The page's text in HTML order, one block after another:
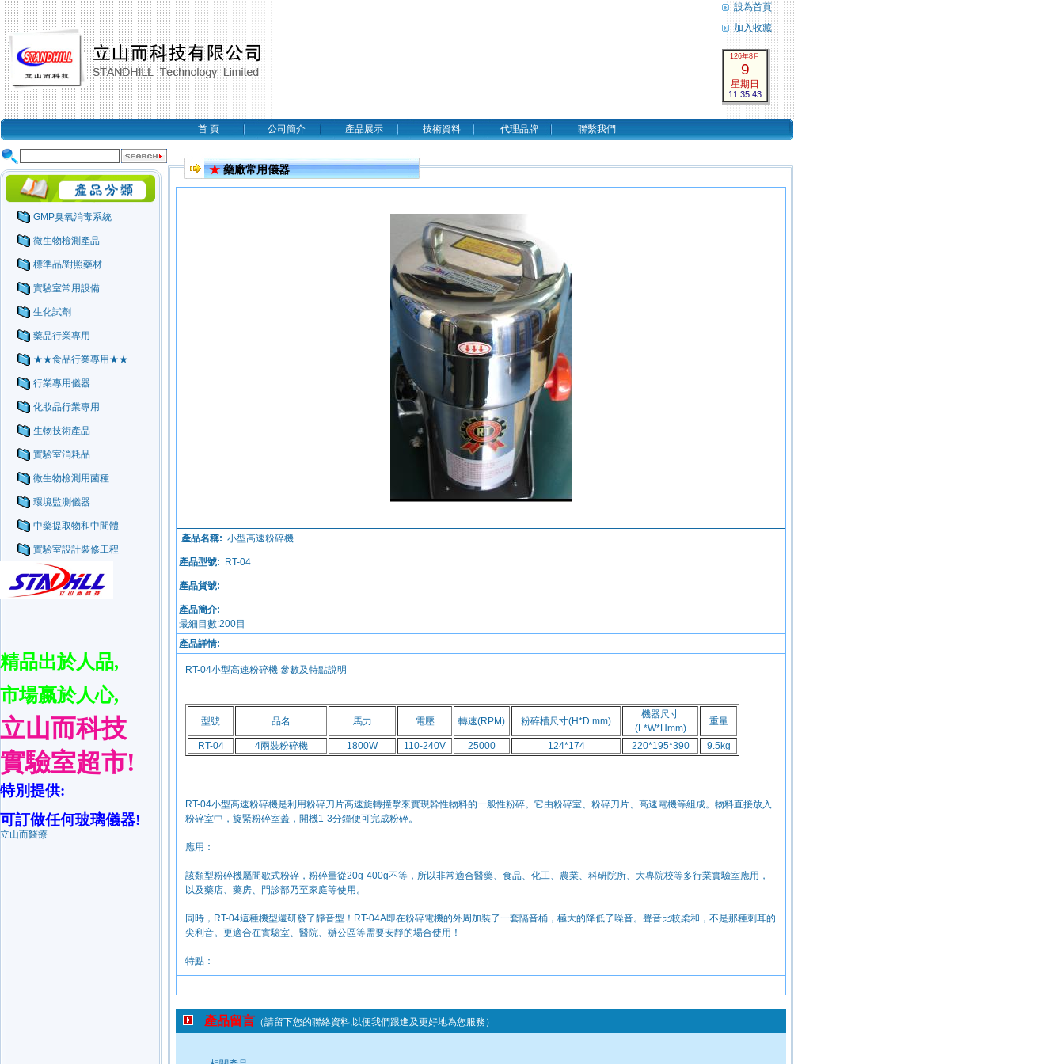
設為首頁
加入收藏
126年8月
9
星期日
11:35:43
首 頁 公司簡介 產品展示 技術資料 代理品牌 聯繫我們
GMP臭氧消毒系統
微生物檢測產品
標準品/對照藥材
實驗室常用設備
生化試劑
藥品行業專用
★★食品行業專用★★
行業專用儀器
化妝品行業專用
生物技術產品
實驗室消耗品
微生物檢測用菌種
環境監測儀器
中藥提取物和中間體
實驗室設計裝修工程
精品出於人品,
市場嬴於人心,
立山而科技
實驗室超市!
特別提供:
可訂做任何玻璃儀器!
立山而醫療
★藥廠常用儀器
產品名稱: 小型高速粉碎機
產品型號: RT-04
產品貨號:
產品簡介:
最細目數:200目
產品詳情:
產品留言 （請留下您的聯絡資料,以便我們跟進及更好地為您服務）